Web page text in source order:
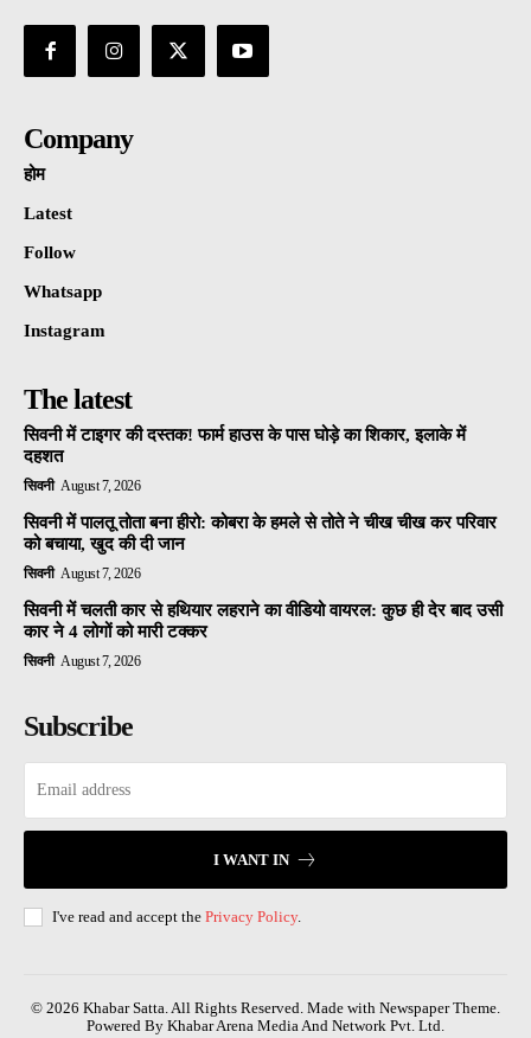
Company
होम
Latest
Follow
Whatsapp
Instagram
The latest
सिवनी में टाइगर की दस्तक! फार्म हाउस के पास घोड़े का शिकार, इलाके में
दहशत
सिवनी August 7, 2026
सिवनी में पालतू तोता बना हीरो: कोबरा के हमले से तोते ने चीख चीख कर परिवार
को बचाया, खुद की दी जान
सिवनी August 7, 2026
सिवनी में चलती कार से हथियार लहराने का वीडियो वायरल: कुछ ही देर बाद उसी
कार ने 4 लोगों को मारी टक्कर
सिवनी August 7, 2026
Subscribe
I WANT IN
I've read and accept the Privacy Policy.
© 2026 Khabar Satta. All Rights Reserved. Made with Newspaper Theme.
Powered By Khabar Arena Media And Network Pvt. Ltd.